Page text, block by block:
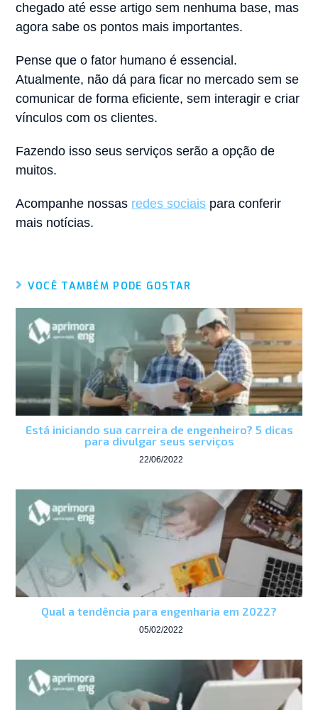
chegado até esse artigo sem nenhuma base, mas
agora sabe os pontos mais importantes.
Pense que o fator humano é essencial.
Atualmente, não dá para ficar no mercado sem se
comunicar de forma eficiente, sem interagir e criar
vínculos com os clientes.
Fazendo isso seus serviços serão a opção de
muitos.
Acompanhe nossas redes sociais para conferir
mais notícias.
VOCÊ TAMBÉM PODE GOSTAR
Está iniciando sua carreira de engenheiro? 5 dicas
para divulgar seus serviços
22/06/2022
Qual a tendência para engenharia em 2022?
05/02/2022